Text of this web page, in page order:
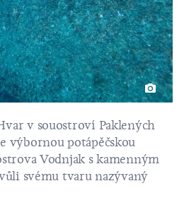
v souostroví Paklených
výbornou potápěčskou
Vodnjak s kamenným
svému tvaru nazývaný